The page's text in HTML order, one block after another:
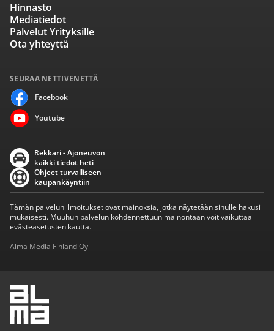
SEURAA NETTIVENETTÄ
Facebook
Youtube
Hinnasto
Mediatiedot
Palvelut Yrityksille
Ota yhteyttä
Rekkari - Ajoneuvon
kaikki tiedot heti
Ohjeet turvalliseen
kaupankäyntiin
Tämän palvelun ilmoitukset ovat mainoksia, jotka näytetään sinulle hakusi
mukaisesti. Muuhun palvelun kohdennettuun mainontaan voit vaikuttaa
evästeasetusten kautta.
Alma Media Finland Oy